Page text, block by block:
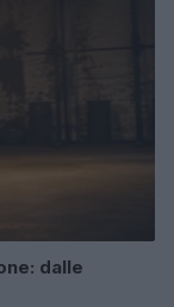
dalle